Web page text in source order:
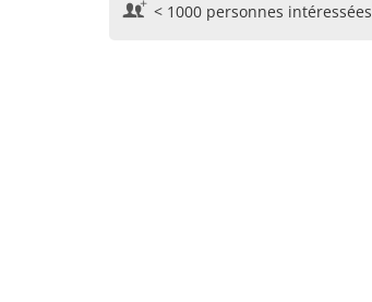
< 1000 personnes intéressées